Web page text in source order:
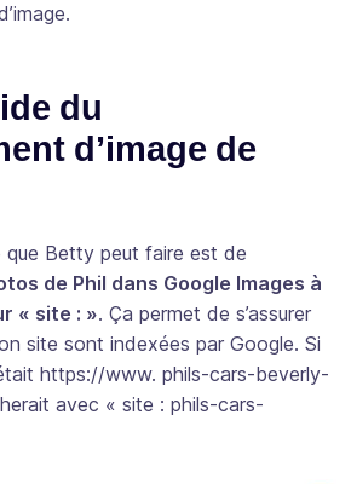
du
d’image de
que Betty peut faire est de
de Phil dans Google Images à
« site : ». Ça permet de s’assurer
site sont indexées par Google. Si
https://www. phils-cars-beverly-
avec « site : phils-cars-